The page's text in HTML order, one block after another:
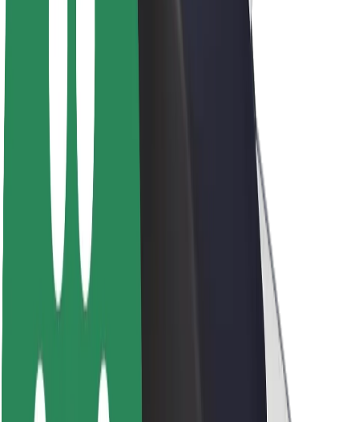
Sostenibilidad en Bolt
Project Zero
Blog
Sala de prensa
Directrices de la marca
Misión
Relación con inversores
Liderazgo
Medios
Fondo Urbano